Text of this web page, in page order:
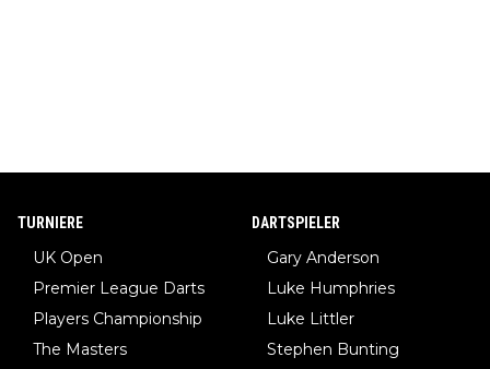
TURNIERE
UK Open
Premier League Darts
Players Championship
The Masters
DARTSPIELER
Gary Anderson
Luke Humphries
Luke Littler
Stephen Bunting